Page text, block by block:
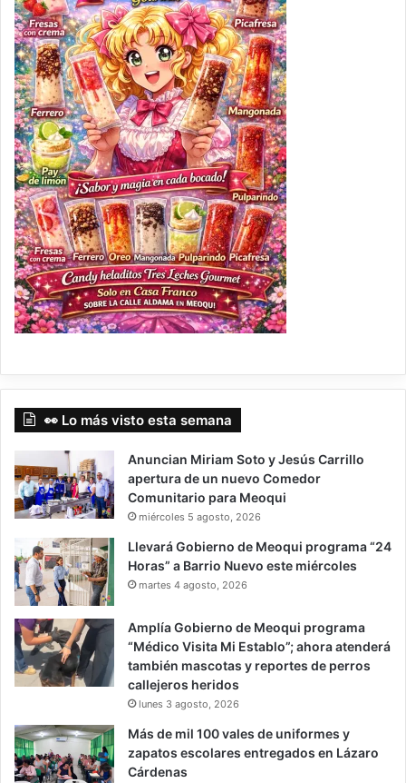
👀 Lo más visto esta semana
Anuncian Miriam Soto y Jesús Carrillo
apertura de un nuevo Comedor
Comunitario para Meoqui
miércoles 5 agosto, 2026
Llevará Gobierno de Meoqui programa “24
Horas” a Barrio Nuevo este miércoles
martes 4 agosto, 2026
Amplía Gobierno de Meoqui programa
“Médico Visita Mi Establo”; ahora atenderá
también mascotas y reportes de perros
callejeros heridos
lunes 3 agosto, 2026
Más de mil 100 vales de uniformes y
zapatos escolares entregados en Lázaro
Cárdenas